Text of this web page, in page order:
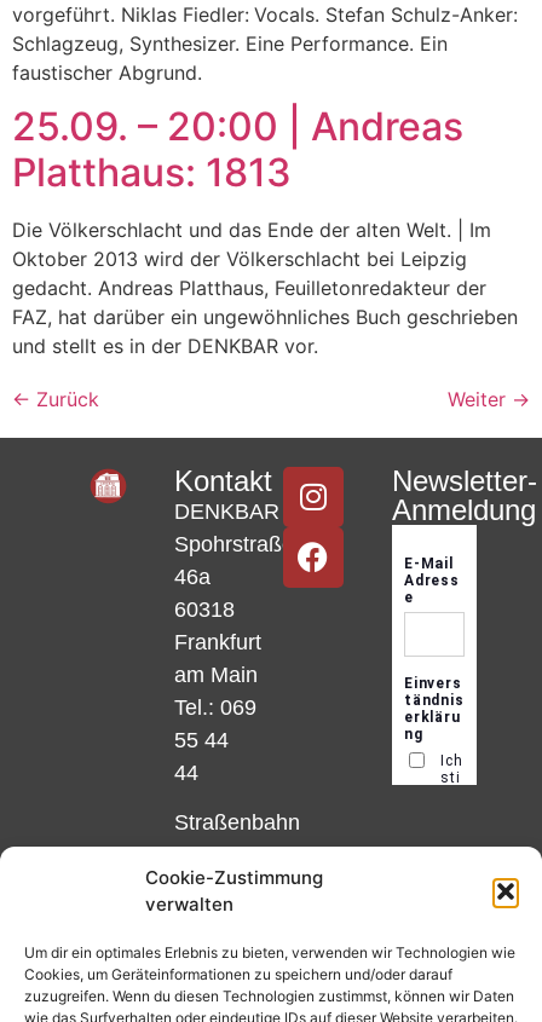
Cookie-Zustimmung
verwalten
Um dir ein optimales Erlebnis zu bieten, verwenden wir Technologien wie
Cookies, um Geräteinformationen zu speichern und/oder darauf
zuzugreifen. Wenn du diesen Technologien zustimmst, können wir Daten
wie das Surfverhalten oder eindeutige IDs auf dieser Website verarbeiten.
vorgeführt. Niklas Fiedler: Vocals. Stefan Schulz-Anker:
Schlagzeug, Synthesizer. Eine Performance. Ein
faustischer Abgrund.
25.09. – 20:00 | Andreas
Platthaus: 1813
Die Völkerschlacht und das Ende der alten Welt. | Im
Oktober 2013 wird der Völkerschlacht bei Leipzig
gedacht. Andreas Platthaus, Feuilletonredakteur der
FAZ, hat darüber ein ungewöhnliches Buch geschrieben
und stellt es in der DENKBAR vor.
← Zurück Weiter →
Kontakt
DENKBAR
Spohrstraße
46a
60318
Frankfurt
am Main
Tel.: 069
55 44
44
Straßenbahn
und 12,
Matthias-
Beltz-
Newsletter-
Anmeldung